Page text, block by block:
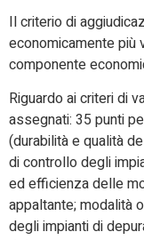
Il criterio di
economicamente più
componente
Riguardo ai criteri di
assegnati: 35 punti
(durabilità e qualità
di controllo degli
ed efficienza delle
appaltante; modalità
degli impianti di